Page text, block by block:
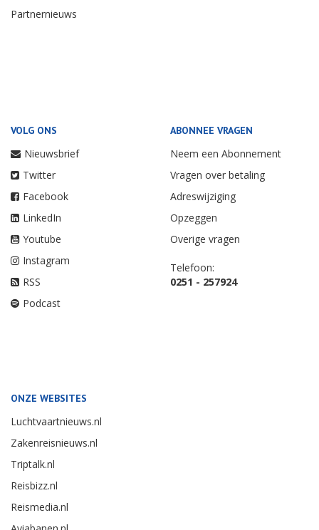
Partnernieuws
VOLG ONS
Nieuwsbrief
Twitter
Facebook
LinkedIn
Youtube
Instagram
RSS
Podcast
ABONNEE VRAGEN
Neem een Abonnement
Vragen over betaling
Adreswijziging
Opzeggen
Overige vragen
Telefoon:
0251 - 257924
ONZE WEBSITES
Luchtvaartnieuws.nl
Zakenreisnieuws.nl
Triptalk.nl
Reisbizz.nl
Reismedia.nl